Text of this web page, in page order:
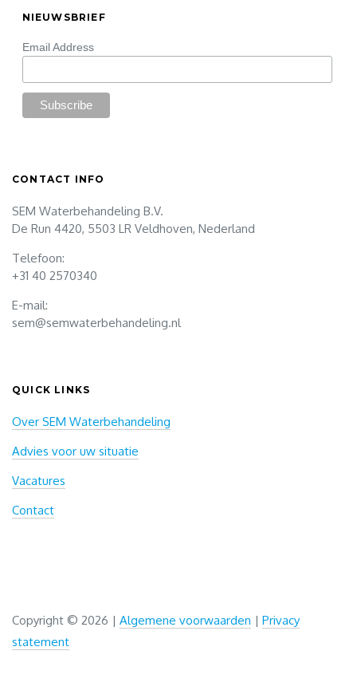
NIEUWSBRIEF
Email Address
CONTACT INFO
SEM Waterbehandeling B.V.
De Run 4420, 5503 LR Veldhoven, Nederland
Telefoon:
+31 40 2570340
E-mail:
sem@semwaterbehandeling.nl
QUICK LINKS
Over SEM Waterbehandeling
Advies voor uw situatie
Vacatures
Contact
Copyright © 2026 | Algemene voorwaarden | Privacy
statement